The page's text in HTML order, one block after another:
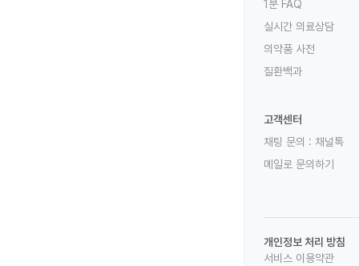
1분 FAQ
실시간 의료상담
의약품 사전
질환백과
고객센터
채팅 문의 : 채널톡
메일로 문의하기
개인정보 처리 방침
서비스 이용약관